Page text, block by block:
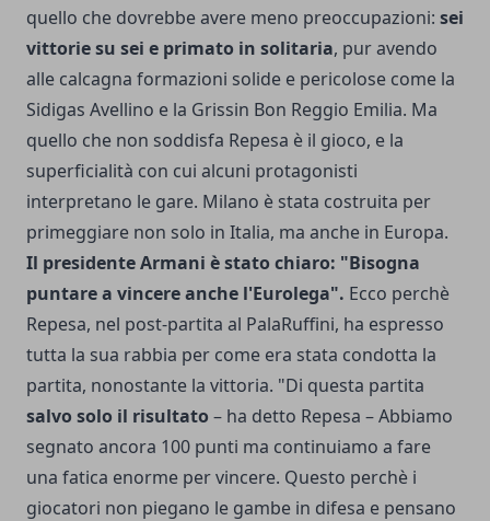
quello che dovrebbe avere meno preoccupazioni: sei
vittorie su sei e primato in solitaria, pur avendo
alle calcagna formazioni solide e pericolose come la
Sidigas Avellino e la Grissin Bon Reggio Emilia. Ma
quello che non soddisfa Repesa è il gioco, e la
superficialità con cui alcuni protagonisti
interpretano le gare. Milano è stata costruita per
primeggiare non solo in Italia, ma anche in Europa.
Il presidente Armani è stato chiaro: "Bisogna
puntare a vincere anche l'Eurolega". Ecco perchè
Repesa, nel post-partita al PalaRuffini, ha espresso
tutta la sua rabbia per come era stata condotta la
partita, nonostante la vittoria. "Di questa partita
salvo solo il risultato – ha detto Repesa – Abbiamo
segnato ancora 100 punti ma continuiamo a fare
una fatica enorme per vincere. Questo perchè i
giocatori non piegano le gambe in difesa e pensano